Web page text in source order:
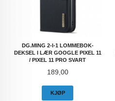
DG.MING 2-I-1 LOMMEBOK-
DEKSEL I LÆR GOOGLE PIXEL 11
/ PIXEL 11 PRO SVART
Pris
189,00
KJØP